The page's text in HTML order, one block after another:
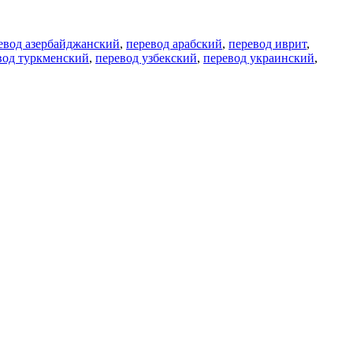
азербайджанский, перевод арабский, перевод иврит,
туркменский, перевод узбекский, перевод украинский,